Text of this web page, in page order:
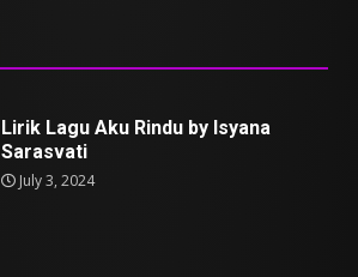
Lirik Lagu Aku Rindu by Isyana
Sarasvati
July 3, 2024